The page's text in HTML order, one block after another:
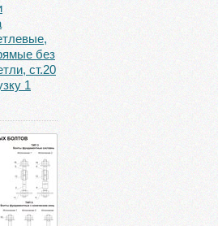
без
ст.20
1